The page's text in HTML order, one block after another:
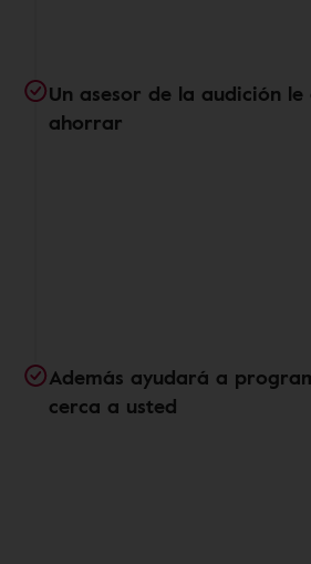
Un asesor de la audición
ahorrar
Además ayudará a
cerca a usted